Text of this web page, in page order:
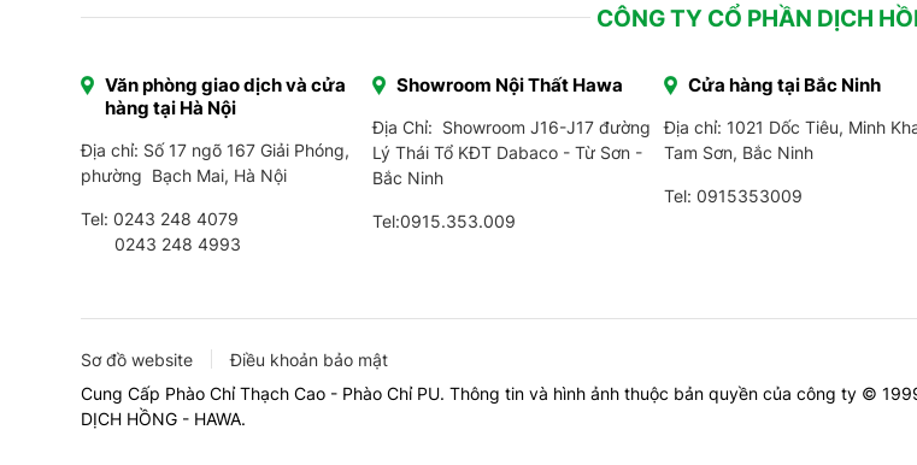
CÔNG TY CỔ PHẦN DỊCH
Văn phòng giao dịch và cửa
hàng tại Hà Nội
Địa chỉ: Số 17 ngõ 167 Giải Phóng,
phường Bạch Mai, Hà Nội
Tel: 0243 248 4079
0243 248 4993
Showroom Nội Thất Hawa
Địa Chỉ: Showroom J16-J17 đường
Lý Thái Tổ KĐT Dabaco - Từ Sơn -
Bắc Ninh
Tel:0915.353.009
Cửa hàng tại Bắc Ninh
Địa chỉ: 1021 Dốc Tiêu, Minh
Tam Sơn, Bắc Ninh
Tel: 0915353009
Sơ đồ website
Điều khoản bảo mật
Cung Cấp Phào Chỉ Thạch Cao - Phào Chỉ PU. Thông tin và hình ảnh thuộc bản quyền của công ty ©
DỊCH HỒNG - HAWA.